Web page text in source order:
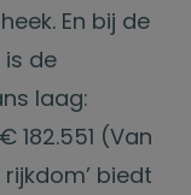
En bij de
de
laag:
182.551 (Van
biedt